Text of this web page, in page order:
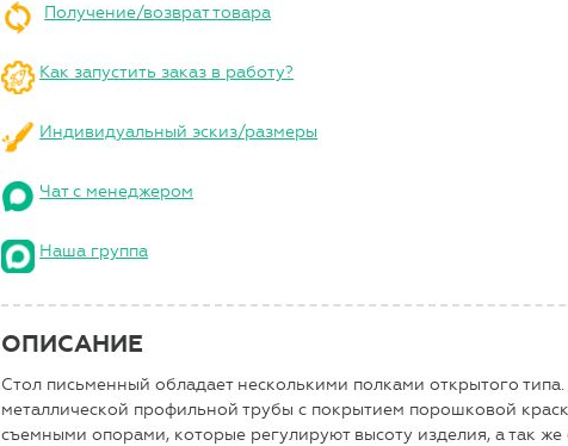
Получение/возврат товара
Как запустить заказ в работу?
Индивидуальный эскиз/размеры
Чат с менеджером
Наша группа
ОПИСАНИЕ
Стол письменный обладает несколькими полками открытого
металлической профильной трубы с покрытием порошковой
съемными опорами, которые регулируют высоту изделия, а так же